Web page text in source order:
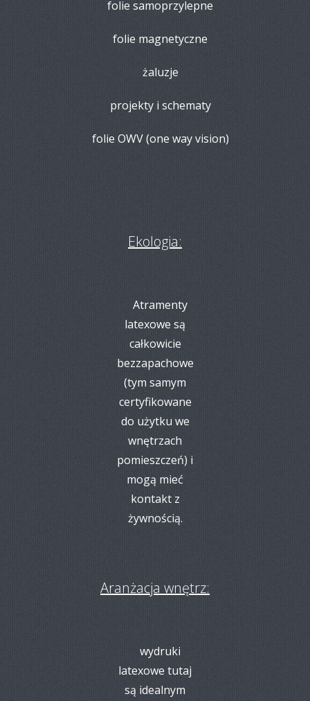
folie samoprzylepne
folie magnetyczne
żaluzje
projekty i schematy
folie OWV (one way vision)
Ekologia:
Atramenty
latexowe są
całkowicie
bezzapachowe
(tym samym
certyfikowane
do użytku we
wnętrzach
pomieszczeń) i
mogą mieć
kontakt z
żywnością.
Aranżacja wnętrz:
wydruki
latexowe tutaj
są idealnym